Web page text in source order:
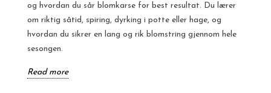
og hvordan du sår blomkarse for best resultat. Du lærer
om riktig såtid, spiring, dyrking i potte eller hage, og
hvordan du sikrer en lang og rik blomstring gjennom hele
sesongen.
Read more